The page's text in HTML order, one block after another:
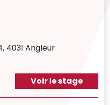
4031 Angleur
Voir le stage